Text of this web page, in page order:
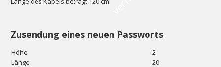
Zusendung eines neuen Passworts
Höhe
2
Länge
20